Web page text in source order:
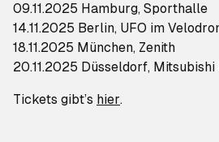
09.11.2025 Hamburg, Sporthalle
14.11.2025 Berlin, UFO im
18.11.2025 München, Zenith
20.11.2025 Düsseldorf,
Tickets gibt’s hier.